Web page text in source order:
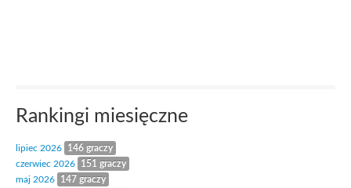
Rankingi miesięczne
lipiec 2026
146 graczy
czerwiec 2026
151 graczy
maj 2026
147 graczy